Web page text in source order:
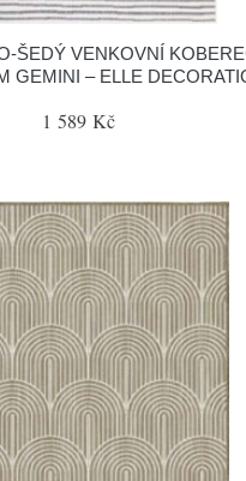
ŠEDÝ VENKOVNÍ
GEMINI – ELLE
1 589 Kč